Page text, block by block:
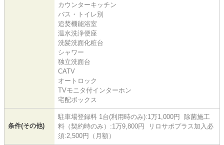
カウンターキッチン
バス・トイレ別
追焚機能浴室
温水洗浄便座
洗髪洗面化粧台
シャワー
独立洗面台
CATV
オートロック
TVモニタ付インターホン
宅配ボックス
条件(その他)
駐車場登録料 1台(利用時のみ):1万1,000円 除菌施工
料（契約時のみ）:1万9,800円 リロサポプラス加入必
須:2,500円（月額）